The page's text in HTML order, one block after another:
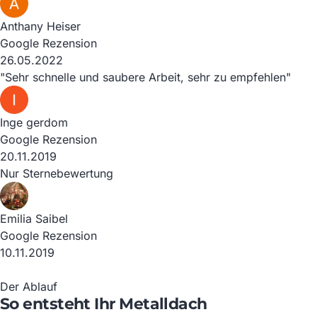
Anthany Heiser
Google Rezension
26.05.2022
"Sehr schnelle und saubere Arbeit, sehr zu empfehlen"
Inge gerdom
Google Rezension
20.11.2019
Nur Sternebewertung
Emilia Saibel
Google Rezension
10.11.2019
Der Ablauf
So entsteht Ihr Metalldach